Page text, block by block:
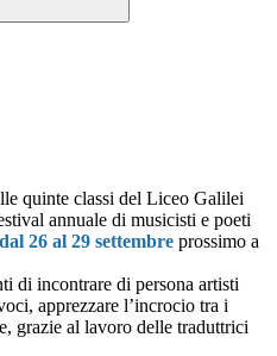
quinte classi del Liceo Galilei
annuale di musicisti e poeti
dal 26 al 29 settembre prossimo a
di incontrare di persona artisti
apprezzare l’incrocio tra i
grazie al lavoro delle traduttrici